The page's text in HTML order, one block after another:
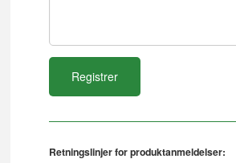
Retningslinjer for produktanmeldelser: